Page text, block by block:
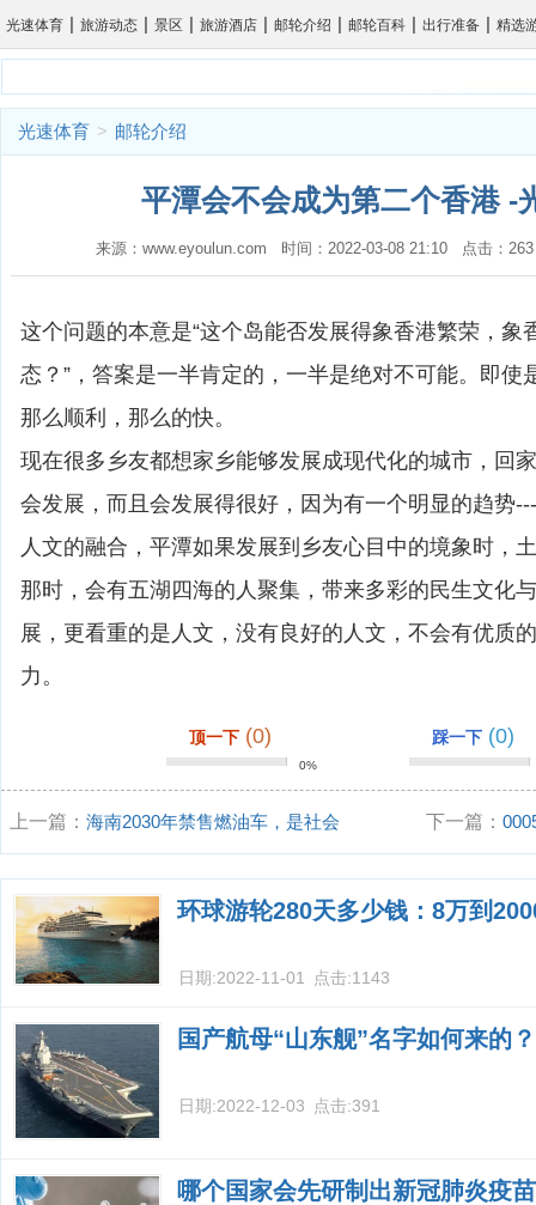
光速体育 | 旅游动态 | 景区 | 旅游酒店 | 邮轮介绍 | 邮轮百科 | 出行准备 | 精选
光速体育 > 邮轮介绍
平潭会不会成为第二个香港 -
来源：www.eyoulun.com 时间：2022-03-08 21:10 点击：
这个问题的本意是“这个岛能否发展得象香港繁荣，象
态？”，答案是一半肯定的，一半是绝对不可能。即使
那么顺利，那么的快。
现在很多乡友都想家乡能够发展成现代化的城市，回
会发展，而且会发展得很好，因为有一个明显的趋势
人文的融合，平潭如果发展到乡友心目中的境象时，
那时，会有五湖四海的人聚集，带来多彩的民生文化
展，更看重的是人文，没有良好的人文，不会有优质
力。
顶一下 (0)
0%
踩一下 (0)
上一篇： 海南2030年禁售燃油车，是社会
发展的必然趋势吗
下一篇：
环球游轮280天多少钱：8万到
日期:2022-11-01 点击:1143
国产航母“山东舰”名字如何来的？
日期:2022-12-03 点击:391
哪个国家会先研制出新冠肺炎疫